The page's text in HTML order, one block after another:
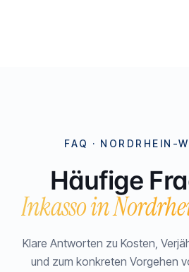
FAQ · NORDRHEIN-
Häufige
Inkasso in
Klare Antworten zu Kosten,
und zum konkreten Vorgehen